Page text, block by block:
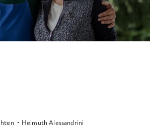
Helmuth Alessandrini